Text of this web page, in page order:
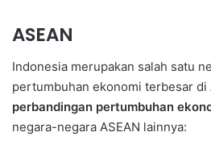
ASEAN
Indonesia merupakan salah satu
pertumbuhan ekonomi terbesar di
perbandingan pertumbuhan
negara-negara ASEAN lainnya: